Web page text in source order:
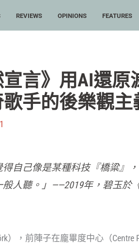
REVIEWS OPINIONS FEATURES
言》用AI還原
手的後樂觀主
得自己像是某種科技『橋粱』
人聽。」 ——2019年，碧玉於
），前陣子在龐畢度中心（Centre